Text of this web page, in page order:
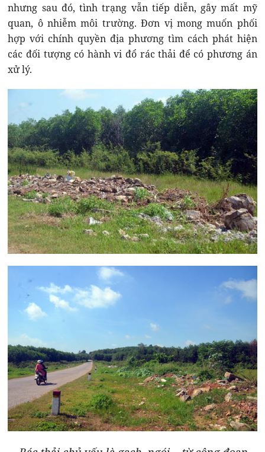
nhưng sau đó, tình trạng vẫn tiếp diễn, gây mất mỹ
quan, ô nhiễm môi trường. Đơn vị mong muốn phối
hợp với chính quyền địa phương tìm cách phát hiện
các đối tượng có hành vi đổ rác thải để có phương án
xử lý.